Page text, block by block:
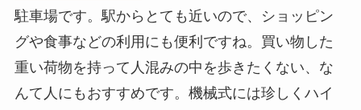
駐車場です。駅からとても近いので、ショッピン
グや食事などの利用にも便利ですね。買い物した
重い荷物を持って人混みの中を歩きたくない、な
んて人にもおすすめです。機械式には珍しくハイ